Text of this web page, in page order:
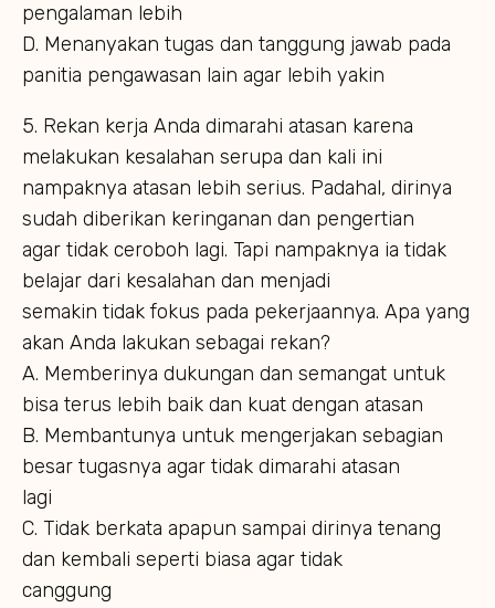
pengalaman lebih
D. Menanyakan tugas dan tanggung jawab pada
panitia pengawasan lain agar lebih yakin
5. Rekan kerja Anda dimarahi atasan karena
melakukan kesalahan serupa dan kali ini
nampaknya atasan lebih serius. Padahal, dirinya
sudah diberikan keringanan dan pengertian
agar tidak ceroboh lagi. Tapi nampaknya ia tidak
belajar dari kesalahan dan menjadi
semakin tidak fokus pada pekerjaannya. Apa yang
akan Anda lakukan sebagai rekan?
A. Memberinya dukungan dan semangat untuk
bisa terus lebih baik dan kuat dengan atasan
B. Membantunya untuk mengerjakan sebagian
besar tugasnya agar tidak dimarahi atasan
lagi
C. Tidak berkata apapun sampai dirinya tenang
dan kembali seperti biasa agar tidak
canggung